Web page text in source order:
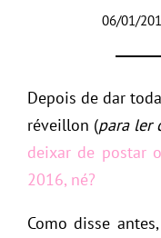
06/01/
Depois de dar
réveillon (para ler
deixar de postar
2016, né?
Como disse